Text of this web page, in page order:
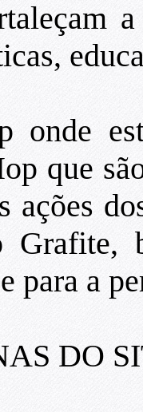
onde
que
ações
para a
DO